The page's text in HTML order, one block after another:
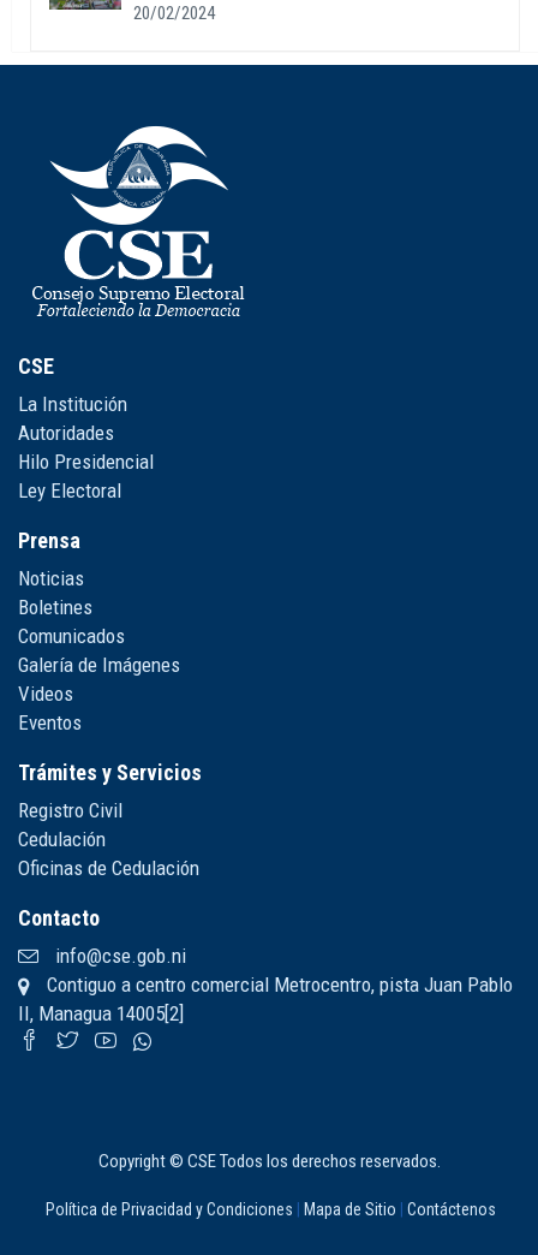
20/02/2024
CSE
La Institución
Autoridades
Hilo Presidencial
Ley Electoral
Prensa
Noticias
Boletines
Comunicados
Galería de Imágenes
Videos
Eventos
Trámites y Servicios
Registro Civil
Cedulación
Oficinas de Cedulación
Contacto
info@cse.gob.ni
Contiguo a centro comercial Metrocentro, pista Juan Pablo
II, Managua 14005[2]
Copyright © CSE Todos los derechos reservados.
Política de Privacidad y Condiciones Mapa de Sitio Contáctenos